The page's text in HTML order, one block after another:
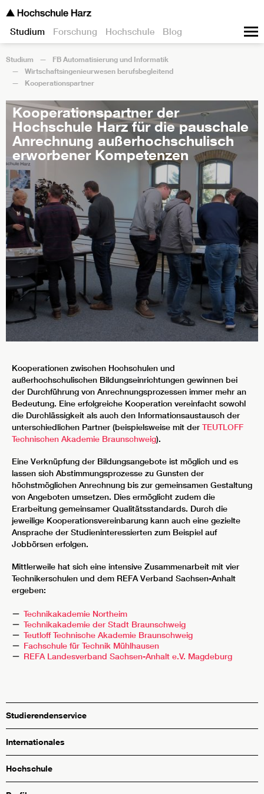
Studium Forschung Hochschule Blog
Studium
FB Automatisierung und Informatik
Wirtschaftsingenieurwesen berufsbegleitend
Kooperationspartner
Kooperationspartner der
Hochschule Harz für die pauschale
Anrechnung außerhochschulisch
erworbener Kompetenzen
Kooperationen zwischen Hochschulen und
außerhochschulischen Bildungseinrichtungen gewinnen bei
der Durchführung von Anrechnungsprozessen immer mehr an
Bedeutung. Eine erfolgreiche Kooperation vereinfacht sowohl
die Durchlässigkeit als auch den Informationsaustausch der
unterschiedlichen Partner (beispielsweise mit der TEUTLOFF
Technischen Akademie Braunschweig).
Eine Verknüpfung der Bildungsangebote ist möglich und es
lassen sich Abstimmungsprozesse zu Gunsten der
höchstmöglichen Anrechnung bis zur gemeinsamen Gestaltung
von Angeboten umsetzen. Dies ermöglicht zudem die
Erarbeitung gemeinsamer Qualitätsstandards. Durch die
jeweilige Kooperationsvereinbarung kann auch eine gezielte
Ansprache der Studieninteressierten zum Beispiel auf
Jobbörsen erfolgen.
Mittlerweile hat sich eine intensive Zusammenarbeit mit vier
Technikerschulen und dem REFA Verband Sachsen-Anhalt
ergeben:
Technikakademie Northeim
Technikakademie der Stadt Braunschweig
Teutloff Technische Akademie Braunschweig
Fachschule für Technik Mühlhausen
REFA Landesverband Sachsen-Anhalt e.V. Magdeburg
Studierendenservice
Internationales
Hochschule